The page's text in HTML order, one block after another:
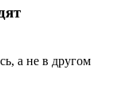
а не в другом